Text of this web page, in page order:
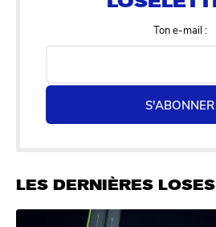
Ton e-mail :
S'ABONNER
LES DERNIÈRES LOSES